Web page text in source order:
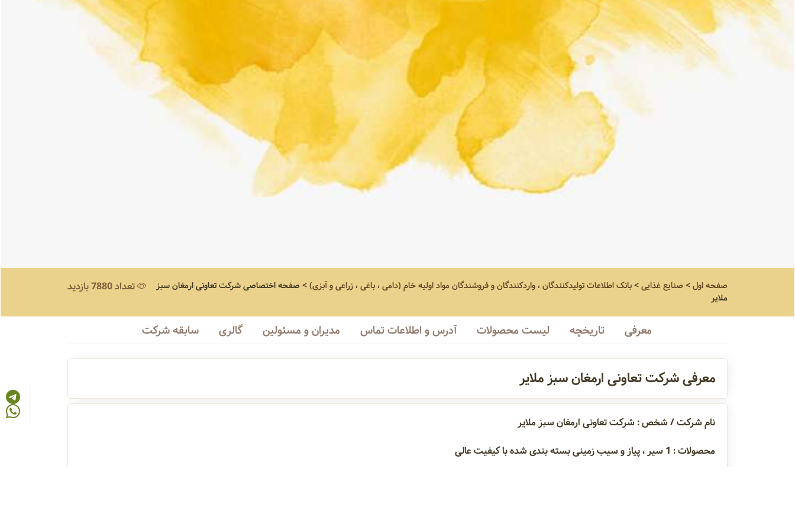
تعداد 7880 بازدید صفحه اول> صنایع غذایی>بانک اطلاعات تولیدکنندگان ، واردکنندگان و فروشندگان مواد اولیه خام (دامی ، باغی ، زراعی و آبزی)> صفحه اختصاصیشرکت تعاونی ارمغان سبز
ملایر
معرفی تاریخچه لیست محصولات آدرس و اطلاعات تماس مدیران و مسئولین گالری سابقه شرکت
معرفی شرکت تعاونی ارمغان سبز ملایر
نام شرکت / شخص : شرکت تعاونی ارمغان سبز ملایر
محصولات : 1 سیر ، پیاز و سیب زمینی بسته بندی شده با کیفیت عالی